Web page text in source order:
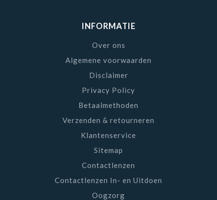
INFORMATIE
Over ons
Algemene voorwaarden
Disclaimer
Privacy Policy
Betaalmethoden
Verzenden & retourneren
Klantenservice
Sitemap
Contactlenzen
Contactlenzen In- en Uitdoen
Oogzorg